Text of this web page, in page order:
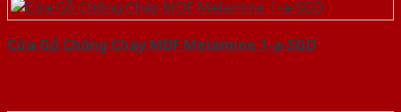
Cửa Gỗ Chống Cháy MDF Melamine 1-a-SGD